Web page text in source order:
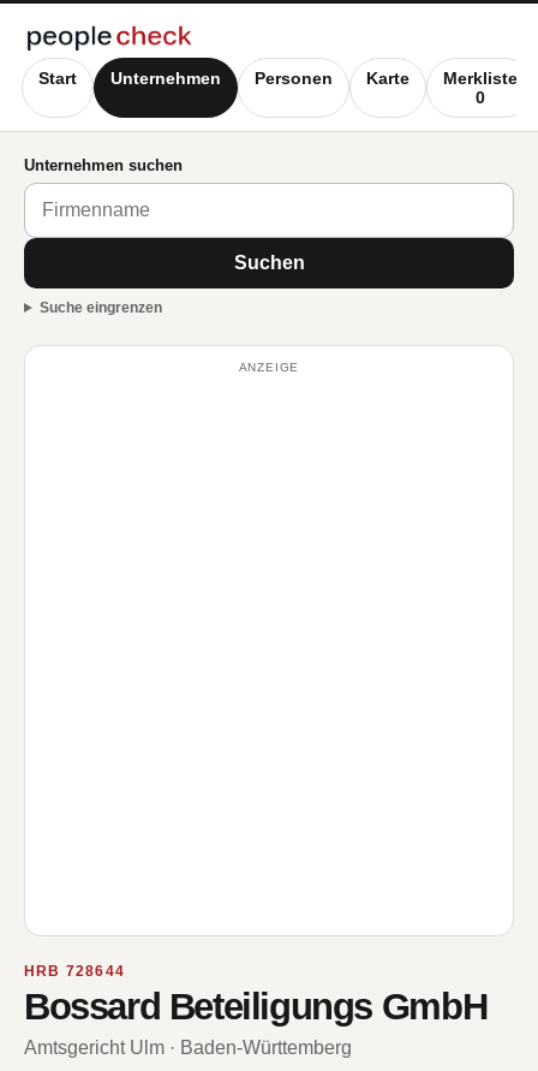
Start Unternehmen Personen Karte
Merkliste
0
Unternehmen suchen
Suchen
Suche eingrenzen
ANZEIGE
HRB 728644
Bossard Beteiligungs GmbH
Amtsgericht Ulm · Baden-Württemberg